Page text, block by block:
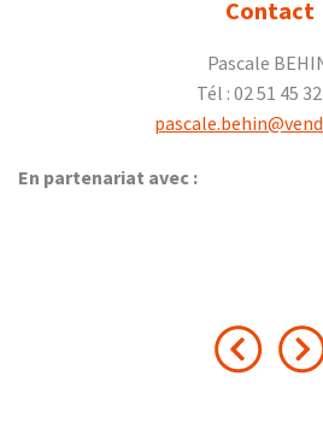
Contact
Pascale
Tél : 02 51 45
En partenariat avec :